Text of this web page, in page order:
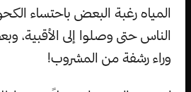
المياه رغبة البعض باحتساء
الناس حتى وصلوا إلى الأقبية،
وراء رشفة من المشروب!